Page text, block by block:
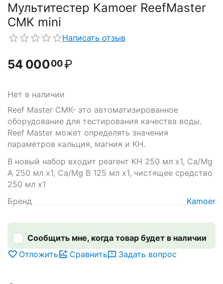
Мультитестер Kamoer ReefMaster
CMK mini
Написать отзыв
54 00000₽
Нет в наличии
Reef Master CMK- это автоматизированное
оборудование для тестирования качества воды.
Reef Master может определять значения
параметров кальция, магния и KH.
В новый набор входит реагент KH 250 мл x1, Ca/Mg
A 250 мл x1, Ca/Mg B 125 мл x1, чистящее средство
250 мл x1
Бренд
Kamoer
Сообщить мне, когда товар будет в наличии
Отложить
Сравнить Задать вопрос